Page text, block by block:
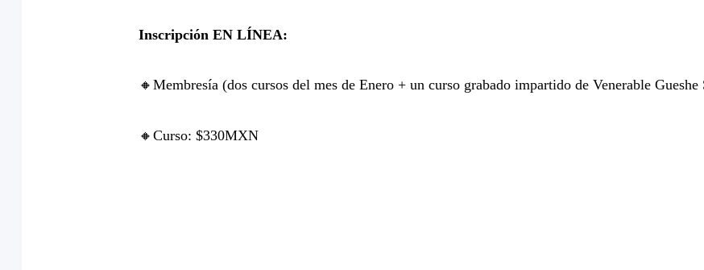
Inscripción EN LÍNEA:
🔸 Membresía (dos cursos del mes de Enero + un curso grabado impartido de Venerable
🔸 Curso: $330MXN